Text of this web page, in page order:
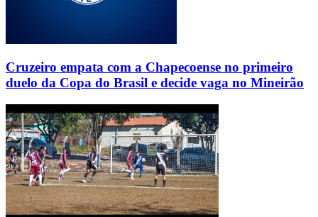
Cruzeiro empata com a Chapecoense no primeiro
duelo da Copa do Brasil e decide vaga no Mineirão